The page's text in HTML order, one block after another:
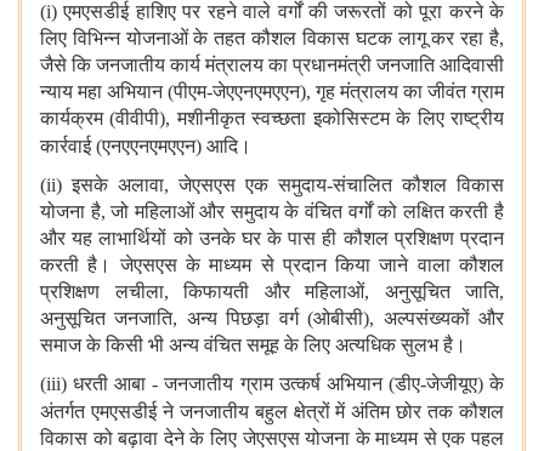
(i) एमएसडीई हाशिए पर रहने वाले वर्गों की जरूरतों को पूरा करने के
लिए विभिन्न योजनाओं के तहत कौशल विकास घटक लागू कर रहा है,
जैसे कि जनजातीय कार्य मंत्रालय का प्रधानमंत्री जनजाति आदिवासी
न्याय महा अभियान (पीएम-जेएएनएमएएन), गृह मंत्रालय का जीवंत ग्राम
कार्यक्रम (वीवीपी), मशीनीकृत स्वच्छता इकोसिस्‍टम के लिए राष्ट्रीय
कार्रवाई (एनएएनएमएएन) आदि।
(ii) इसके अलावा, जेएसएस एक समुदाय-संचालित कौशल विकास
योजना है, जो महिलाओं और समुदाय के वंचित वर्गों को लक्षित करती है
और यह लाभार्थियों को उनके घर के पास ही कौशल प्रशिक्षण प्रदान
करती है। जेएसएस के माध्यम से प्रदान किया जाने वाला कौशल
प्रशिक्षण लचीला, किफायती और महिलाओं, अनुसूचित जाति,
अनुसूचित जनजाति, अन्य पिछड़ा वर्ग (ओबीसी), अल्पसंख्यकों और
समाज के किसी भी अन्य वंचित समूह के लिए अत्यधिक सुलभ है।
(iii) धरती आबा - जनजातीय ग्राम उत्कर्ष अभियान (डीए-जेजीयूए) के
अंतर्गत एमएसडीई ने जनजातीय बहुल क्षेत्रों में अंतिम छोर तक कौशल
विकास को बढ़ावा देने के लिए जेएसएस योजना के माध्यम से एक पहल